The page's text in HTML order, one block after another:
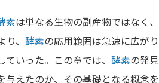
素は単なる生物の副産物ではなく
、 酵素の応用範囲は急速に広が
いった。この章では、 酵素の発
与えたのか、その基礎となる概念を